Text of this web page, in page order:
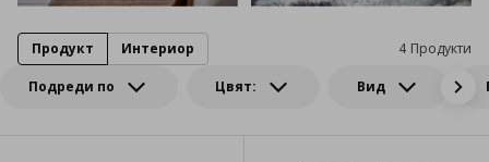
Подреди по Цвят: Вид
4 Продукти
Продукт Интериор